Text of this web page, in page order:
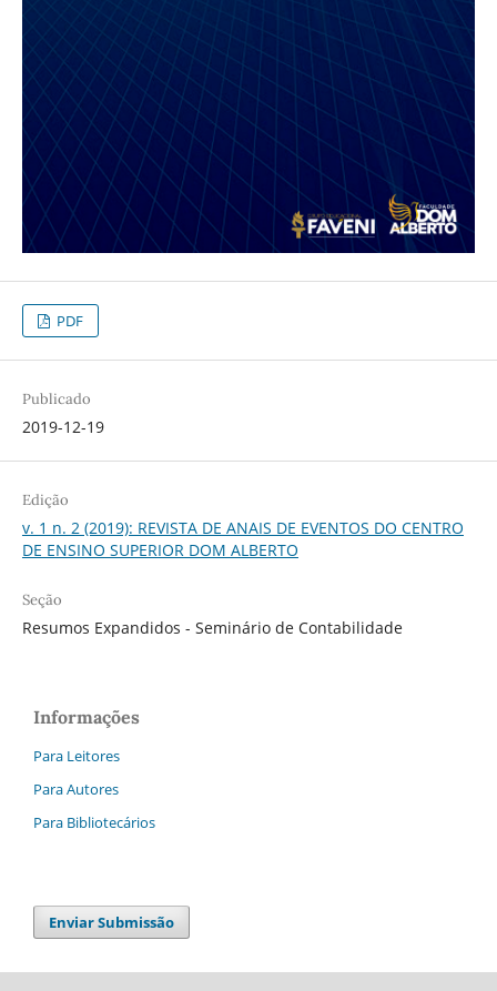
PDF
Publicado
2019-12-19
Edição
v. 1 n. 2 (2019): REVISTA DE ANAIS DE EVENTOS DO CENTRO
DE ENSINO SUPERIOR DOM ALBERTO
Seção
Resumos Expandidos - Seminário de Contabilidade
Informações
Para Leitores
Para Autores
Para Bibliotecários
Enviar Submissão